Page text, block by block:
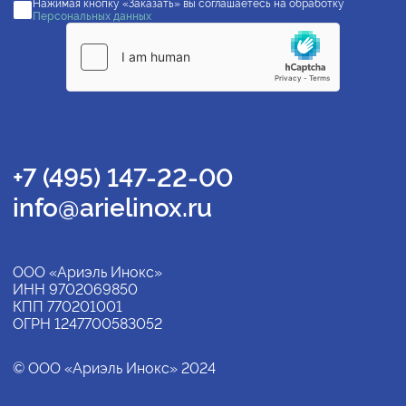
Нажимая кнопку «Заказать» вы соглашаетесь на обработку
Персональных данных
+7 (495) 147-22-00
info@arielinox.ru
ООО «Ариэль Инокс»
ИНН 9702069850
КПП 770201001
ОГРН 1247700583052
© ООО «Ариэль Инокс» 2024